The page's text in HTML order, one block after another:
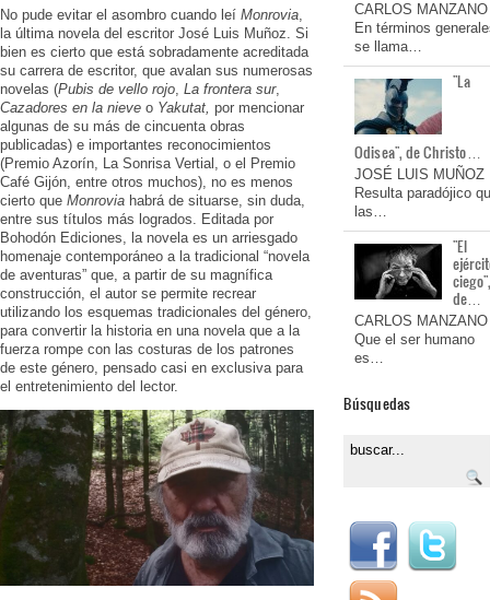
No pude evitar el asombro cuando leí Monrovia,
la última novela del escritor José Luis Muñoz. Si
bien es cierto que está sobradamente acreditada
su carrera de escritor, que avalan sus numerosas
novelas (Pubis de vello rojo, La frontera sur,
Cazadores en la nieve o Yakutat, por mencionar
algunas de su más de cincuenta obras
publicadas) e importantes reconocimientos
(Premio Azorín, La Sonrisa Vertial, o el Premio
Café Gijón, entre otros muchos), no es menos
cierto que Monrovia habrá de situarse, sin duda,
entre sus títulos más logrados. Editada por
Bohodón Ediciones, la novela es un arriesgado
homenaje contemporáneo a la tradicional “novela
de aventuras” que, a partir de su magnífica
construcción, el autor se permite recrear
utilizando los esquemas tradicionales del género,
para convertir la historia en una novela que a la
fuerza rompe con las costuras de los patrones
de este género, pensado casi en exclusiva para
el entretenimiento del lector.
CARLOS MANZANO
En términos
se llama…
"La
Odisea", de Christo…
JOSÉ LUIS MUÑOZ
Resulta paradójico
las…
"El
de…
CARLOS MANZANO
Que el ser humano
es…
Búsquedas